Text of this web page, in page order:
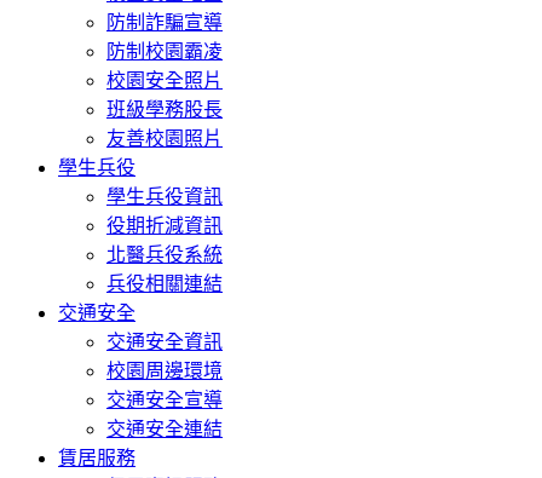
防制詐騙宣導
防制校園霸凌
校園安全照片
班級學務股長
友善校園照片
學生兵役
學生兵役資訊
役期折減資訊
北醫兵役系統
兵役相關連結
交通安全
交通安全資訊
校園周邊環境
交通安全宣導
交通安全連結
賃居服務